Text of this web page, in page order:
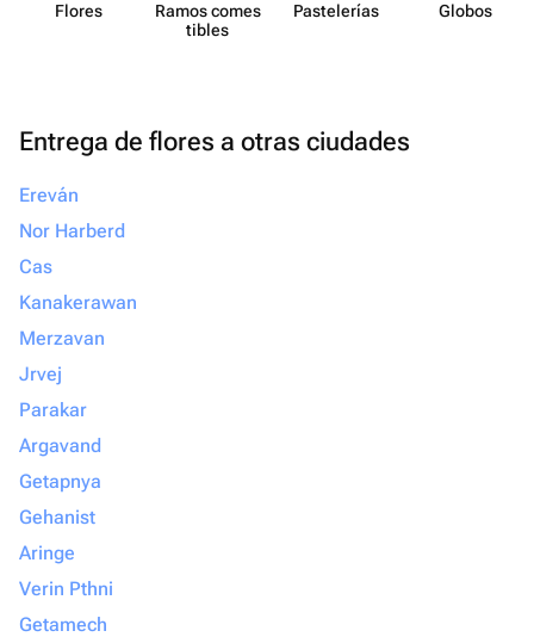
Flores
Ramos comes​
tibles
Paste​lerías Globos
Entrega de flores a otras ciudades
Ereván
Nor Harberd
Cas
Kanakerawan
Merzavan
Jrvej
Parakar
Argavand
Getapnya
Gehanist
Aringe
Verin Pthni
Getamech